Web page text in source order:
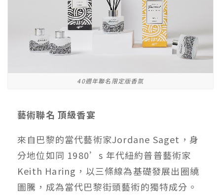
40週年聯名限定版香氛
藝術聯名 頂級香宴
來自巴黎的當代藝術家Jordane Saget，身
分地位如同 1980’s 年代紐約普普藝術家
Keith Haring，以三條線為基礎發展出圈繞
圖騰，成為當代巴黎街頭藝術的獨特成分。